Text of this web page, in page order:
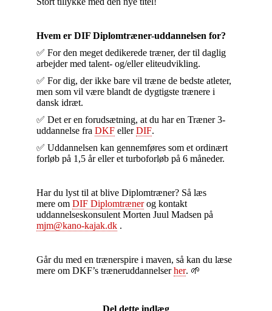
Hvem er DIF Diplomtræner-uddannelsen for?
✅ For den meget dedikerede træner, der til daglig
arbejder med talent- og/eller eliteudvikling.
✅ For dig, der ikke bare vil træne de bedste atleter,
men som vil være blandt de dygtigste trænere i
dansk idræt.
✅ Det er en forudsætning, at du har en Træner 3-
uddannelse fra DKF ellerDIF.
✅ Uddannelsen kan gennemføres som et ordinært
forløb på 1,5 år eller et turboforløb på 6 måneder.
Har du lyst til at blive Diplomtræner? Så læs
mere om DIF Diplomtrænerog kontakt
uddannelseskonsulent Morten Juul Madsen på
mjm@kano-kajak.dk .
Går du med en trænerspire i maven, så kan du læse
mere om DKF’s træneruddannelserher. 🌱